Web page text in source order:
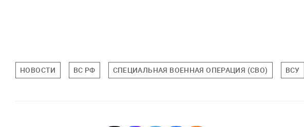
НОВОСТИ ВС РФ СПЕЦИАЛЬНАЯ ВОЕННАЯ ОПЕРАЦИЯ (СВО) ВСУ